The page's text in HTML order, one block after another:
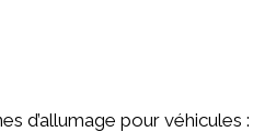
d’allumage pour véhicules :